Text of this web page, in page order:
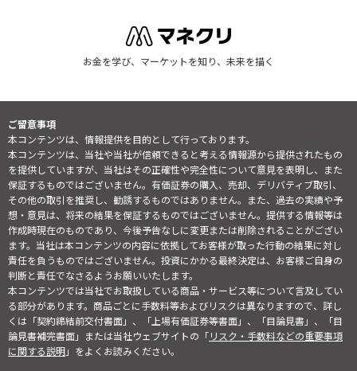
お金を学び、マーケットを知り、未来を描く
ご留意事項
本コンテンツは、情報提供を目的として行っております。
本コンテンツは、当社や当社が信頼できると考える情報源から提供されたもの
を提供していますが、当社はその正確性や完全性について意見を表明し、また
保証するものではございません。有価証券の購入、売却、デリバティブ取引、
その他の取引を推奨し、勧誘するものではありません。また、過去の実績や予
想・意見は、将来の結果を保証するものではございません。提供する情報等は
作成時現在のものであり、今後予告なしに変更または削除されることがござい
ます。当社は本コンテンツの内容に依拠してお客様が取った行動の結果に対し
責任を負うものではございません。投資にかかる最終決定は、お客様ご自身の
判断と責任でなさるようお願いいたします。
本コンテンツでは当社でお取扱している商品・サービス等について言及してい
る部分があります。商品ごとに手数料等およびリスクは異なりますので、詳し
くは「契約締結前交付書面」、「上場有価証券等書面」、「目論見書」、「目
論見書補完書面」または当社ウェブサイトの「リスク・手数料などの重要事項
に関する説明」をよくお読みください。